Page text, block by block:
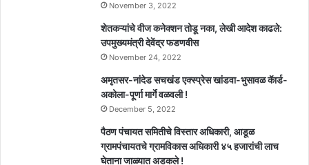
November 3, 2022
शेतकऱ्यांचे वीज कनेक्शन तोडू नका, लेखी आदेश काढले:
उपमुख्यमंत्री देवेंद्र फडणवीस
November 24, 2022
अमृतसर-नांदेड सचखंड एक्स्प्रेस खांडवा-भुसावळ कॅार्ड-
अकोला-पूर्णा मार्गे वळवली !
December 5, 2022
पैठण पंचायत समितीचे विस्तार अधिकारी, आडूळ
ग्रामपंचायतचे ग्रामविकास अधिकारी ४५ हजारांची लाच
घेताना जाळ्यात अडकले !